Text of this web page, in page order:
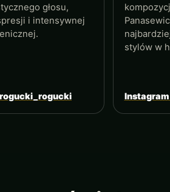
głosu,
i intensywnej
stylów w